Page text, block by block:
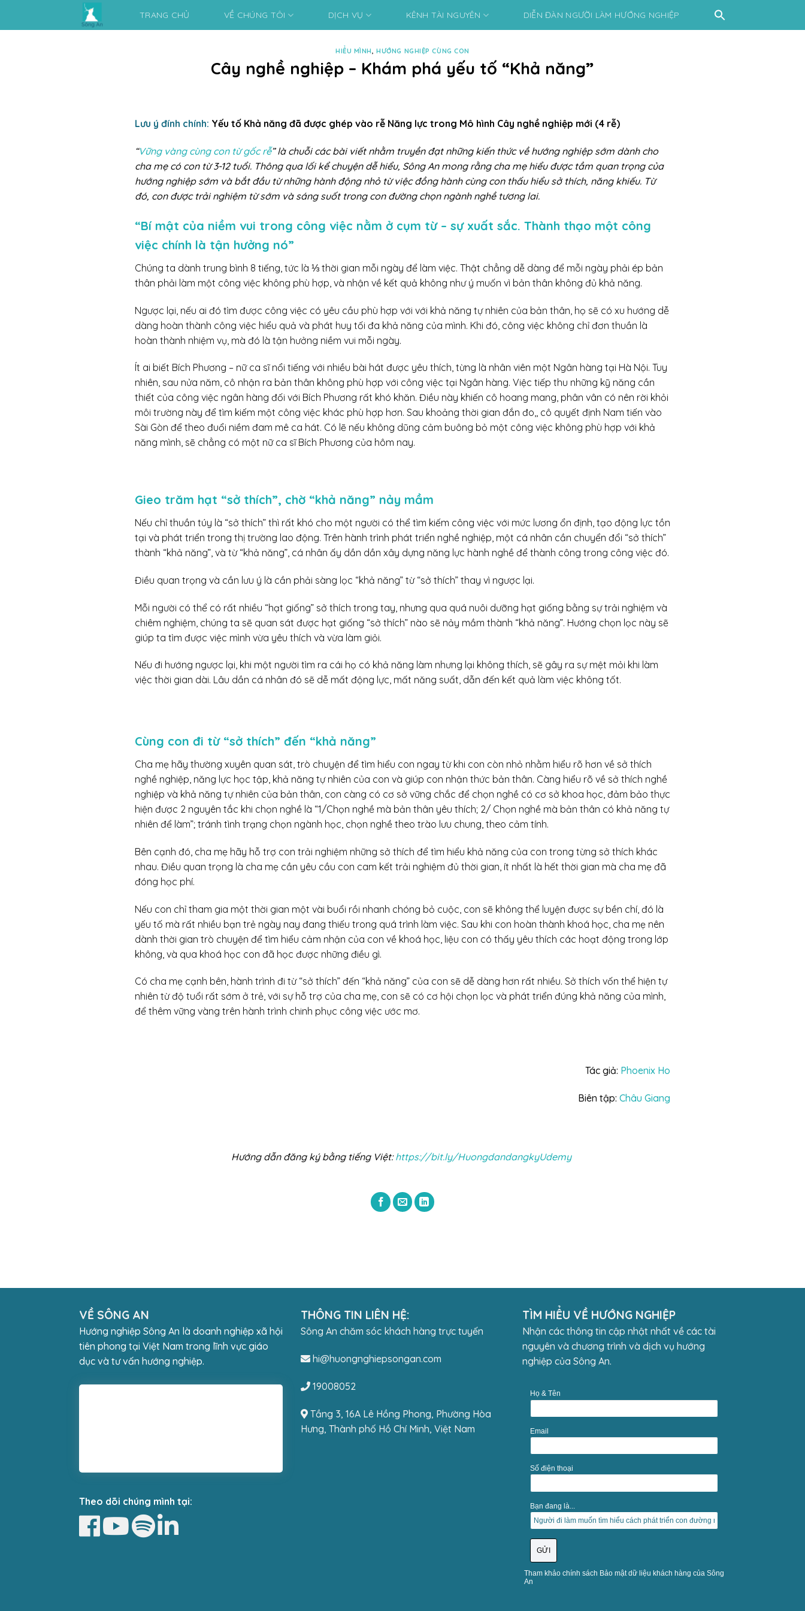
TRANG CHỦ VỀ CHÚNG TÔI DỊCH VỤ KÊNH TÀI NGUYÊN DIỄN ĐÀN NGƯỜI LÀM HƯỚNG NGHIỆP
HIỂU MÌNH,HƯỚNG NGHIỆP CÙNG CON
Cây nghề nghiệp – Khám phá yếu tố “Khả năng”
Lưu ý đính chính: Yếu tố Khả năng đã được ghép vào rễ Năng lực trong Mô hình Cây nghề nghiệp mới (4 rễ)
“Vững vàng cùng con từ gốc rễ” là chuỗi các bài viết nhằm truyền đạt những kiến thức về hướng nghiệp sớm dành cho
cha mẹ có con từ 3-12 tuổi. Thông qua lối kể chuyện dễ hiểu, Sông An mong rằng cha mẹ hiểu được tầm quan trọng của
hướng nghiệp sớm và bắt đầu từ những hành động nhỏ từ việc đồng hành cùng con thấu hiểu sở thích, năng khiếu. Từ
đó, con được trải nghiệm từ sớm và sáng suốt trong con đường chọn ngành nghề tương lai.
“Bí mật của niềm vui trong công việc nằm ở cụm từ – sự xuất sắc. Thành thạo một công
việc chính là tận hưởng nó”
Chúng ta dành trung bình 8 tiếng, tức là ⅓ thời gian mỗi ngày để làm việc. Thật chẳng dễ dàng để mỗi ngày phải ép bản
thân phải làm một công việc không phù hợp, và nhận về kết quả không như ý muốn vì bản thân không đủ khả năng.
Ngược lại, nếu ai đó tìm được công việc có yêu cầu phù hợp với với khả năng tự nhiên của bản thân, họ sẽ có xu hướng dễ
dàng hoàn thành công việc hiểu quả và phát huy tối đa khả năng của mình. Khi đó, công việc không chỉ đơn thuần là
hoàn thành nhiệm vụ, mà đó là tận hưởng niềm vui mỗi ngày.
Ít ai biết Bích Phương – nữ ca sĩ nổi tiếng với nhiều bài hát được yêu thích, từng là nhân viên một Ngân hàng tại Hà Nội. Tuy
nhiên, sau nửa năm, cô nhận ra bản thân không phù hợp với công việc tại Ngân hàng. Việc tiếp thu những kỹ năng cần
thiết của công việc ngân hàng đối với Bích Phương rất khó khăn. Điều này khiến cô hoang mang, phân vân có nên rời khỏi
môi trường này để tìm kiếm một công việc khác phù hợp hơn. Sau khoảng thời gian đắn đo,, cô quyết định Nam tiến vào
Sài Gòn để theo đuổi niềm đam mê ca hát. Có lẽ nếu không dũng cảm buông bỏ một công việc không phù hợp với khả
năng mình, sẽ chẳng có một nữ ca sĩ Bích Phương của hôm nay.
Gieo trăm hạt “sở thích”, chờ “khả năng” nảy mầm
Nếu chỉ thuần túy là “sở thích” thì rất khó cho một người có thể tìm kiếm công việc với mức lương ổn định, tạo động lực tồn
tại và phát triển trong thị trường lao động. Trên hành trình phát triển nghề nghiệp, một cá nhân cần chuyển đổi “sở thích”
thành “khả năng”, và từ “khả năng”, cá nhân ấy dần dần xây dựng năng lực hành nghề để thành công trong công việc đó.
Điều quan trọng và cần lưu ý là cần phải sàng lọc “khả năng” từ “sở thích” thay vì ngược lại.
Mỗi người có thể có rất nhiều “hạt giống” sở thích trong tay, nhưng qua quá nuôi dưỡng hạt giống bằng sự trải nghiệm và
chiêm nghiệm, chúng ta sẽ quan sát được hạt giống “sở thích” nào sẽ nảy mầm thành “khả năng”. Hướng chọn lọc này sẽ
giúp ta tìm được việc mình vừa yêu thích và vừa làm giỏi.
Nếu đi hướng ngược lại, khi một người tìm ra cái họ có khả năng làm nhưng lại không thích, sẽ gây ra sự mệt mỏi khi làm
việc thời gian dài. Lâu dần cá nhân đó sẽ dễ mất động lực, mất năng suất, dẫn đến kết quả làm việc không tốt.
Cùng con đi từ “sở thích” đến “khả năng”
Cha mẹ hãy thường xuyên quan sát, trò chuyện để tìm hiểu con ngay từ khi con còn nhỏ nhằm hiểu rõ hơn về sở thích
nghề nghiệp, năng lực học tập, khả năng tự nhiên của con và giúp con nhận thức bản thân. Càng hiểu rõ về sở thích nghề
nghiệp và khả năng tự nhiên của bản thân, con càng có cơ sở vững chắc để chọn nghề có cơ sở khoa học, đảm bảo thực
hiện được 2 nguyên tắc khi chọn nghề là “1/Chọn nghề mà bản thân yêu thích; 2/ Chọn nghề mà bản thân có khả năng tự
nhiên để làm”; tránh tình trạng chọn ngành học, chọn nghề theo trào lưu chung, theo cảm tính.
Bên cạnh đó, cha mẹ hãy hỗ trợ con trải nghiệm những sở thích để tìm hiểu khả năng của con trong từng sở thích khác
nhau. Điều quan trọng là cha mẹ cần yêu cầu con cam kết trải nghiệm đủ thời gian, ít nhất là hết thời gian mà cha mẹ đã
đóng học phí.
Nếu con chỉ tham gia một thời gian một vài buổi rồi nhanh chóng bỏ cuộc, con sẽ không thể luyện được sự bền chí, đó là
yếu tố mà rất nhiều bạn trẻ ngày nay đang thiếu trong quá trình làm việc. Sau khi con hoàn thành khoá học, cha mẹ nên
dành thời gian trò chuyện để tìm hiểu cảm nhận của con về khoá học, liệu con có thấy yêu thích các hoạt động trong lớp
không, và qua khoá học con đã học được những điều gì.
Có cha mẹ cạnh bên, hành trình đi từ “sở thích” đến “khả năng” của con sẽ dễ dàng hơn rất nhiều. Sở thích vốn thể hiện tự
nhiên từ độ tuổi rất sớm ở trẻ, với sự hỗ trợ của cha mẹ, con sẽ có cơ hội chọn lọc và phát triển đúng khả năng của mình,
để thêm vững vàng trên hành trình chinh phục công việc ước mơ.
Tác giả: Phoenix Ho
Biên tập: Châu Giang
Hướng dẫn đăng ký bằng tiếng Việt:https://bit.ly/HuongdandangkyUdemy
VỀ SÔNG AN
Hướng nghiệp Sông An là doanh nghiệp xã hội
tiên phong tại Việt Nam trong lĩnh vực giáo
dục và tư vấn hướng nghiệp.
Theo dõi chúng mình tại:
THÔNG TIN LIÊN HỆ:
Sông An chăm sóc khách hàng trực tuyến
hi@huongnghiepsongan.com
19008052
Tầng 3, 16A Lê Hồng Phong, Phường Hòa
Hưng, Thành phố Hồ Chí Minh, Việt Nam
TÌM HIỂU VỀ HƯỚNG NGHIỆP
Nhận các thông tin cập nhật nhất về các tài
nguyên và chương trình và dịch vụ hướng
nghiệp của Sông An.
Họ & Tên
Email
Số điện thoại
Bạn đang là...
Tham khảo chính sách Bảo mật dữ liệu khách hàng của Sông
An